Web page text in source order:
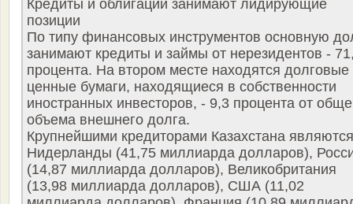
Кредиты и облигации занимают лидирующие
позиции
По типу финансовых инструментов основную
занимают кредиты и займы от нерезидентов -
процента. На втором месте находятся долговые
ценные бумаги, находящиеся в собственности
иностранных инвесторов, - 9,3 процента от
объема внешнего долга.
Крупнейшими кредиторами Казахстана
Нидерланды (41,75 миллиарда долларов),
(14,87 миллиарда долларов), Великобритания
(13,98 миллиарда долларов), США (11,02